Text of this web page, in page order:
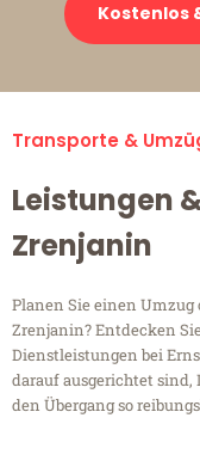
Kostenlos
Transporte &
Leistungen
Zrenjanin
Planen Sie einen
Zrenjanin? Entdecken
Dienstleistungen bei
darauf ausgerichtet
den Übergang so